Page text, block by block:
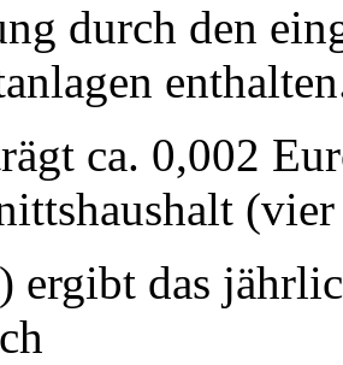
durch den
ca. 0,002
(vier
ergibt das